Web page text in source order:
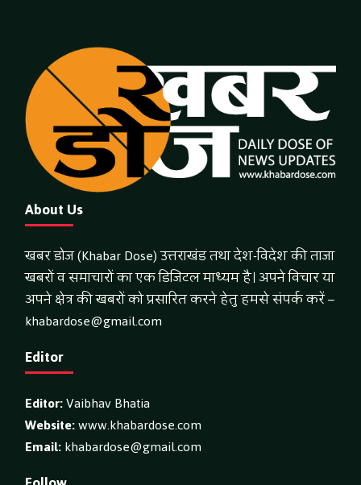
About Us
खबर डोज (Khabar Dose) उत्तराखंड तथा देश-विदेश की ताजा
खबरों व समाचारों का एक डिजिटल माध्यम है। अपने विचार या
अपने क्षेत्र की खबरों को प्रसारित करने हेतु हमसे संपर्क करें –
khabardose@gmail.com
Editor
Editor:Vaibhav Bhatia
Website:www.khabardose.com
Email:khabardose@gmail.com